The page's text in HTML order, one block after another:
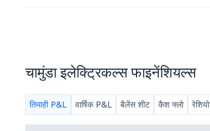
चामुंडा इलेक्ट्रिकल्स फाइनेंशियल्स
तिमाही P&L वार्षिक P&L बैलेंस शीट कैश फ्लो रेशियो